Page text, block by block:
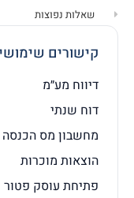
שאלות נפוצות
קישורים
דיווח מע״מ
דוח שנתי
מחשבון מס הכנסה
הוצאות מוכרות
פתיחת עוסק פטור